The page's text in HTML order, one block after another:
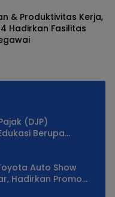
& Produktivitas Kerja,
Hadirkan Fasilitas
(DJP)
Berupa
Auto Show
Hadirkan Promo